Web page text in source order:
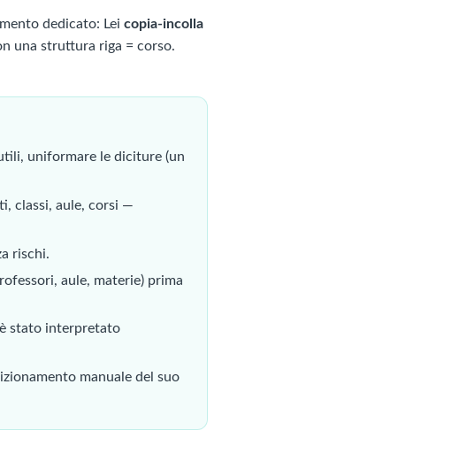
dedicato: Lei copia-incolla
una struttura riga = corso.
uniformare le diciture (un
classi, aule, corsi —
rischi.
aule, materie) prima
stato interpretato
manuale del suo